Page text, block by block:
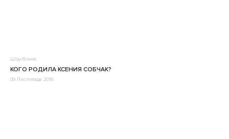
Шоу-бізнес
КОГО РОДИЛА КСЕНИЯ СОБЧАК?
09 Листопада 2016